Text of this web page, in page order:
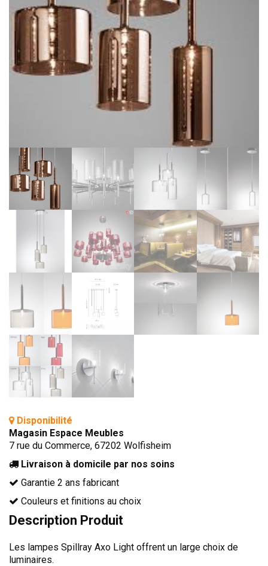
BIBLIOTHÈQUE
TABLE BASSE
FAUTEUILS
CANAPÉS
LITERIE
CONVERTIBLE
LITS RELEVABLES
CADRES DE LIT
TÊTES DE LITS
LITS FIXES
MEUBLES DE COMPLÉMENT
TAPIS
MIROIRS
PETITS MEUBLES
AMÉNAGEMENTS SUR MESURE
DESIGN
CHAMBRES COMPLÈTES
Disponibilité
Magasin Espace Meubles
7 rue du Commerce, 67202 Wolfisheim
Livraison à domicile par nos soins
Garantie 2 ans fabricant
Couleurs et finitions au choix
Description Produit
Les lampes Spillray Axo Light offrent un large choix de
luminaires.